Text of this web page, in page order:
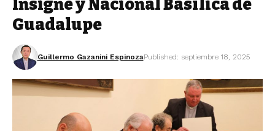
Insigne y Nacional Basílica de
Guadalupe
Guillermo Gazanini EspinozaPublished: septiembre 18, 2025